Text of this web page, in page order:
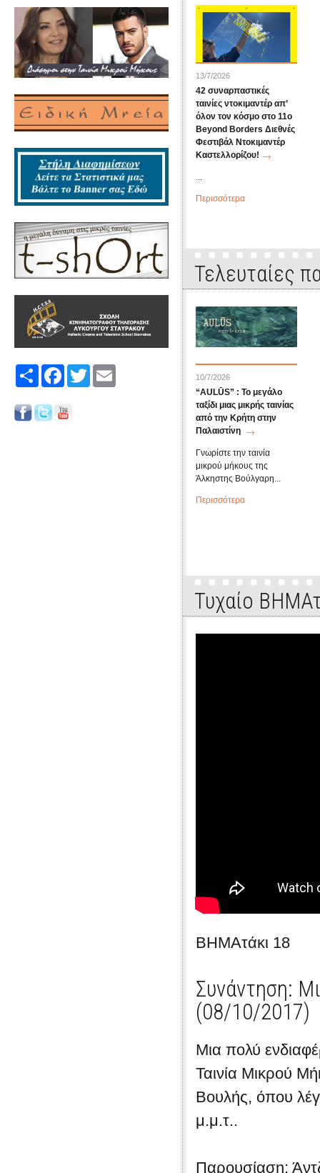
Share FacebookTwitter
13/7/2026
42 συναρπαστικές
ταινίες ντοκιμαντέρ απ’
όλον τον κόσμο στο 11ο
Beyond Borders Διεθνές
Φεστιβάλ Ντοκιμαντέρ
Καστελλορίζου!
...
Περισσότερα
Τελευταίες
10/7/2026
“AULŪS” : Το μεγάλο
ταξίδι μιας μικρής ταινίας
από την Κρήτη στην
Παλαιστίνη
Γνωρίστε την ταινία
μικρού μήκους της
Άλκηστης Βούλγαρη...
Περισσότερα
Τυχαίο
ΒΗΜΑτάκι 18
Συνάντηση:
(08/10/2017)
Μια πολύ
Ταινία Μικρού
Βουλής, όπου
μ.μ.τ..
Παρουσίαση: